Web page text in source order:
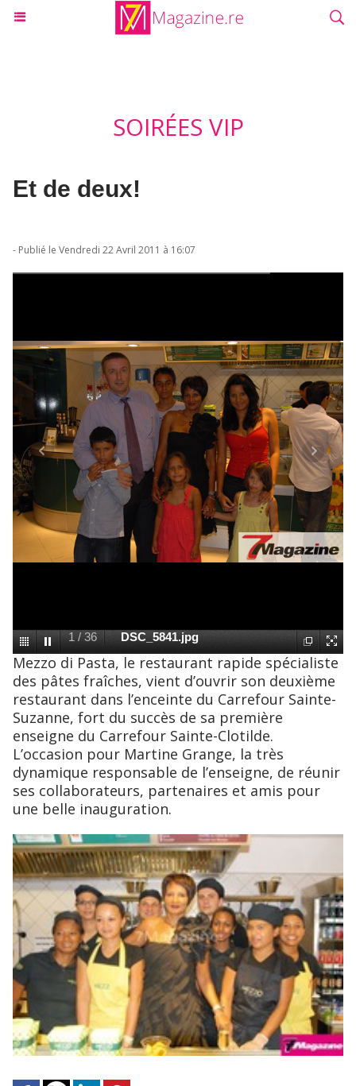
SOIRÉES VIP
Et de deux!
- Publié le Vendredi 22 Avril 2011 à 16:07
1 /36 DSC_5841.jpg
Mezzo di Pasta, le restaurant rapide spécialiste
des pâtes fraîches, vient d’ouvrir son deuxième
restaurant dans l’enceinte du Carrefour Sainte-
Suzanne, fort du succès de sa première
enseigne du Carrefour Sainte-Clotilde.
L’occasion pour Martine Grange, la très
dynamique responsable de l’enseigne, de réunir
ses collaborateurs, partenaires et amis pour
une belle inauguration.